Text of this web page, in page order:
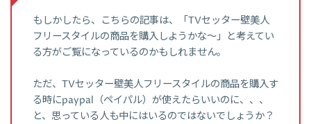
もしかしたら、こちらの記事は、「TVセッター壁美人
フリースタイルの商品を購入しようかな～」と考えてい
る方がご覧になっているのかもしれません。
ただ、TVセッター壁美人フリースタイルの商品を購入す
る時にpaypal（ペイパル）が使えたらいいのに、、、
と、思っている人も中にはいるのではないでしょうか？